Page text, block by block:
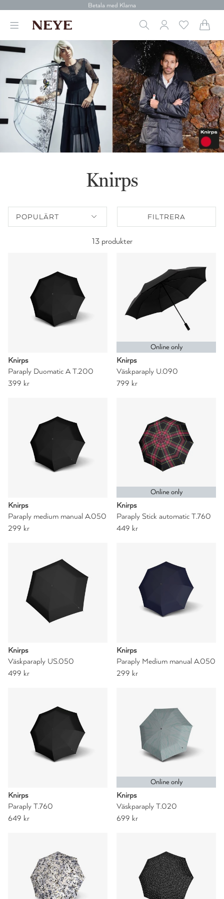
30 dagars retur
Leverans 1-4 arbetsdagar
Vi donerar till cancerforskning
30 dagars retur
Betala med Klarna
Knirps
POPULÄRT FILTRERA
13 produkter
Knirps
Paraply Duomatic A T.200
399 kr
Online only
Knirps
Väskparaply U.090
799 kr
Knirps
Paraply medium manual A.050
299 kr
Online only
Knirps
Paraply Stick automatic T.760
449 kr
Knirps
Väskparaply US.050
499 kr
Knirps
Paraply Medium manual A.050
299 kr
Knirps
Paraply T.760
649 kr
Online only
Knirps
Väskparaply T.020
699 kr